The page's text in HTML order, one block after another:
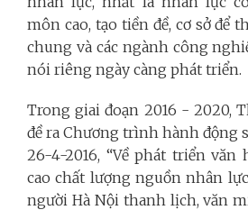
môn cao, tạo tiền đề, cơ sở để
chung và các ngành công
nói riêng ngày càng phát triển.
Trong giai đoạn 2016 - 2020,
đề ra Chương trình hành động
26-4-2016, “Về phát triển
cao chất lượng nguồn nhân
người Hà Nội thanh lịch, văn